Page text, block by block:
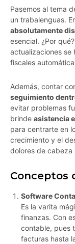
Pasemos al tema
un trabalenguas.
absolutamente
esencial. ¿Por
actualizaciones se
fiscales
Además, contar
seguimiento
evitar problemas
brinde asistencia
para centrarte en
crecimiento y el
dolores de cabeza
Conceptos
Software
Es la varita
finanzas. Con
contable, pues
facturas hasta